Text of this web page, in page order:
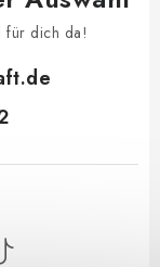
für dich da!